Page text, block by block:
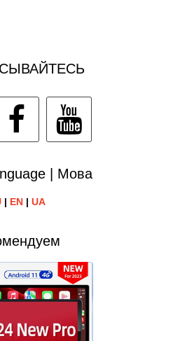
| Мова
| EN| UA